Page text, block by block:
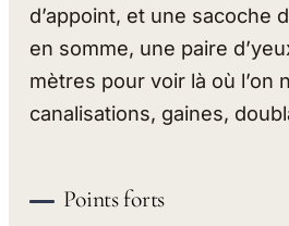
d’appoint, et une sacoche
en somme, une paire
mètres pour voir là où l’on
canalisations, gaines,
Points forts